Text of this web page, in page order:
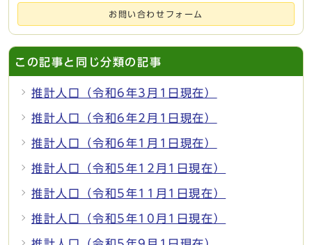
お問い合わせフォーム
この記事と同じ分類の記事
推計人口（令和6年3月1日現在）
推計人口（令和6年2月1日現在）
推計人口（令和6年1月1日現在）
推計人口（令和5年12月1日現在）
推計人口（令和5年11月1日現在）
推計人口（令和5年10月1日現在）